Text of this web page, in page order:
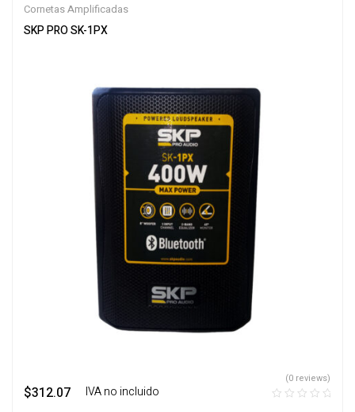
Cornetas Amplificadas
SKP PRO SK-1PX
$312.07 ‎ ‎ ‎ IVA no incluido
(0 reviews)